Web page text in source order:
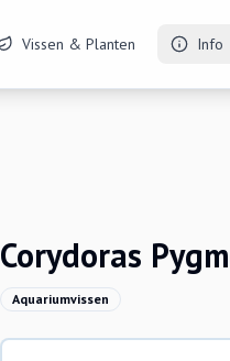
Vissen & Planten Info
Corydoras
Aquariumvissen